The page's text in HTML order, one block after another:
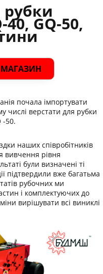
рубки
GQ-50,
МАГАЗИН
почала імпортувати
числі верстати для рубки
-50.
наших співробітників
вивчення рівня
були визначені ті
підтвердили вже багатьма
рубочних ми
і комплектуючих до
вирішувати всі виниклі